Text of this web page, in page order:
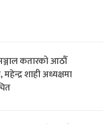
कतारको आठौँ
शाही अध्यक्षमा